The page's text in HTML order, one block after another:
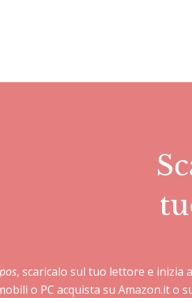
, scaricalo sul tuo lettore e inizia
o PC acquista su Amazon.it o